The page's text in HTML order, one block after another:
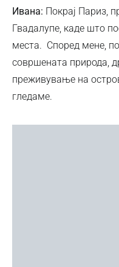
Ивана: Покрај Париз,
Гвадалупе, каде што
места. Според мене,
совршената природа,
преживување на
гледаме.